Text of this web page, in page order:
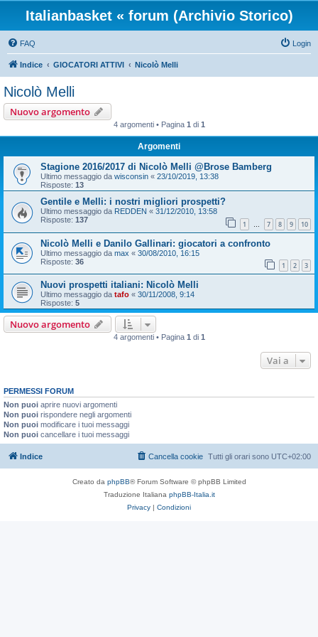
Italianbasket « forum (Archivio Storico)
FAQ Login
Indice GIOCATORI ATTIVI Nicolò Melli
Nicolò Melli
Nuovo argomento
4 argomenti • Pagina 1 di 1
Argomenti
Stagione 2016/2017 di Nicolò Melli @Brose Bamberg
Ultimo messaggio da wisconsin « 23/10/2019, 13:38
Risposte: 13
Gentile e Melli: i nostri migliori prospetti?
Ultimo messaggio da REDDEN « 31/12/2010, 13:58
Risposte: 137 1 … 7 8 9 10
Nicolò Melli e Danilo Gallinari: giocatori a confronto
Ultimo messaggio da max « 30/08/2010, 16:15
Risposte: 36 1 2 3
Nuovi prospetti italiani: Nicolò Melli
Ultimo messaggio da tafo « 30/11/2008, 9:14
Risposte: 5
Nuovo argomento
4 argomenti • Pagina 1 di 1
Vai a
PERMESSI FORUM
Non puoi aprire nuovi argomenti
Non puoi rispondere negli argomenti
Non puoi modificare i tuoi messaggi
Non puoi cancellare i tuoi messaggi
Indice Tutti gli orari sono UTC+02:00
Cancella cookie
Creato da phpBB® Forum Software © phpBB Limited
Traduzione Italiana phpBB-Italia.it
Privacy | Condizioni